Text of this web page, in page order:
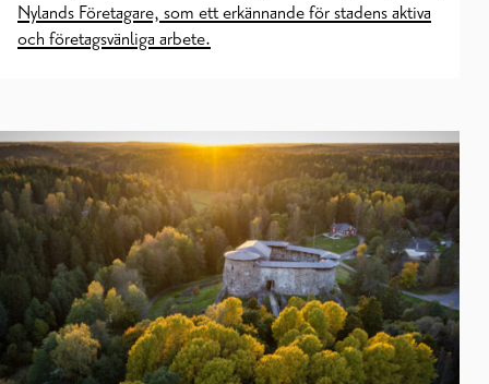
Nylands Företagare, som ett erkännande för stadens aktiva
och företagsvänliga arbete.